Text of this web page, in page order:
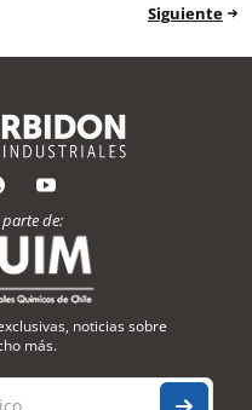
Siguiente
de:
noticias sobre
más.